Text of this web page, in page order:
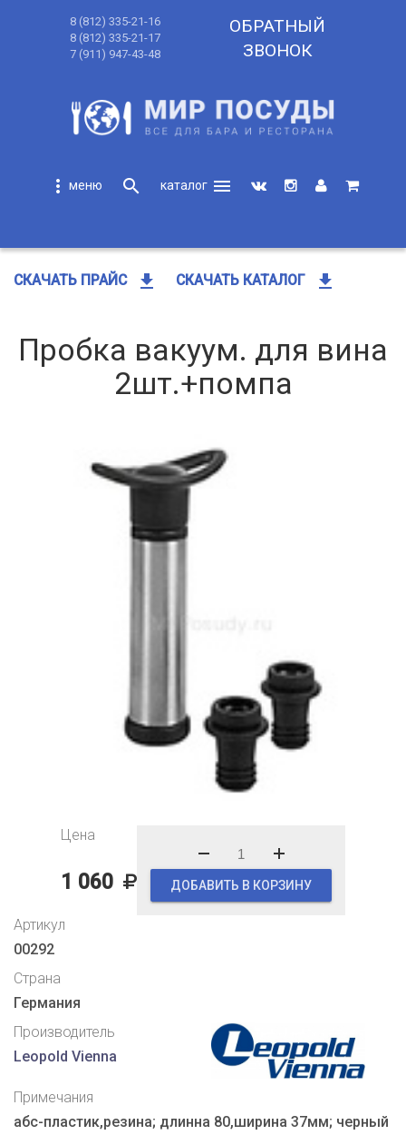
8 (812) 335-21-16
8 (812) 335-21-17
7 (911) 947-43-48
ОБРАТНЫЙ
ЗВОНОК
more_vert search
menu
СКАЧАТЬ ПРАЙС get_app СКАЧАТЬ КАТАЛОГ get_app
Пробка вакуум. для вина
2шт.+помпа
Цена
1 060 ДОБАВИТЬ В КОРЗИНУ
Артикул
00292
Страна
Германия
Производитель
Leopold Vienna
Примечания
абс-пластик,резина; длинна 80,ширина 37мм; черный